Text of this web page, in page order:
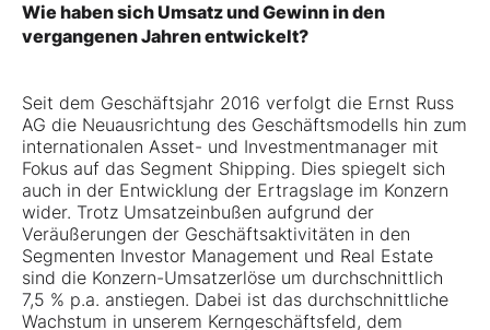
Wie haben sich Umsatz und Gewinn in den
vergangenen Jahren entwickelt?
Seit dem Geschäftsjahr 2016 verfolgt die Ernst Russ
AG die Neuausrichtung des Geschäftsmodells hin zum
internationalen Asset- und Investmentmanager mit
Fokus auf das Segment Shipping. Dies spiegelt sich
auch in der Entwicklung der Ertragslage im Konzern
wider. Trotz Umsatzeinbußen aufgrund der
Veräußerungen der Geschäftsaktivitäten in den
Segmenten Investor Management und Real Estate
sind die Konzern-Umsatzerlöse um durchschnittlich
7,5 % p.a. anstiegen. Dabei ist das durchschnittliche
Wachstum in unserem Kerngeschäftsfeld, dem